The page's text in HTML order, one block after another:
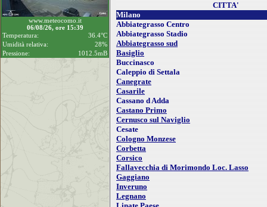
www.meteocomo.it
06/08/26, ore 15:39
Temperatura:
36.4°C
Umidità relativa:
28%
Pressione:
1012.5mB
CITTA'
Milano
Abbiategrasso Centro
Abbiategrasso Stadio
Abbiategrasso sud
Basiglio
Buccinasco
Caleppio di Settala
Canegrate
Casarile
Cassano d Adda
Castano Primo
Cernusco sul Naviglio
Cesate
Cologno Monzese
Corbetta
Corsico
Fallavecchia di Morimondo Loc. Lasso
Gaggiano
Inveruno
Legnano